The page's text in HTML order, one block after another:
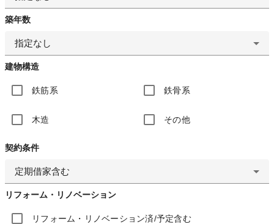
築年数
指定なし
建物構造
鉄筋系 鉄骨系
木造 その他
契約条件
定期借家含む
リフォーム・リノベーション
リフォーム・リノベーション済/予定含む